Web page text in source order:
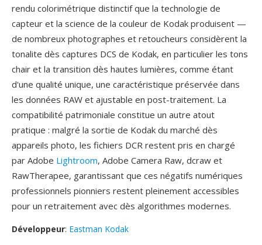
rendu colorimétrique distinctif que la technologie de
capteur et la science de la couleur de Kodak produisent —
de nombreux photographes et retoucheurs considèrent la
tonalite dès captures DCS de Kodak, en particulier les tons
chair et la transition dès hautes lumières, comme étant
d'une qualité unique, une caractéristique préservée dans
les données RAW et ajustable en post-traitement. La
compatibilité patrimoniale constitue un autre atout
pratique : malgré la sortie de Kodak du marché dès
appareils photo, les fichiers DCR restent pris en chargé
par Adobe Lightroom, Adobe Camera Raw, dcraw et
RawTherapee, garantissant que ces négatifs numériques
professionnels pionniers restent pleinement accessibles
pour un retraitement avec dès algorithmes modernes.
Développeur: Eastman Kodak